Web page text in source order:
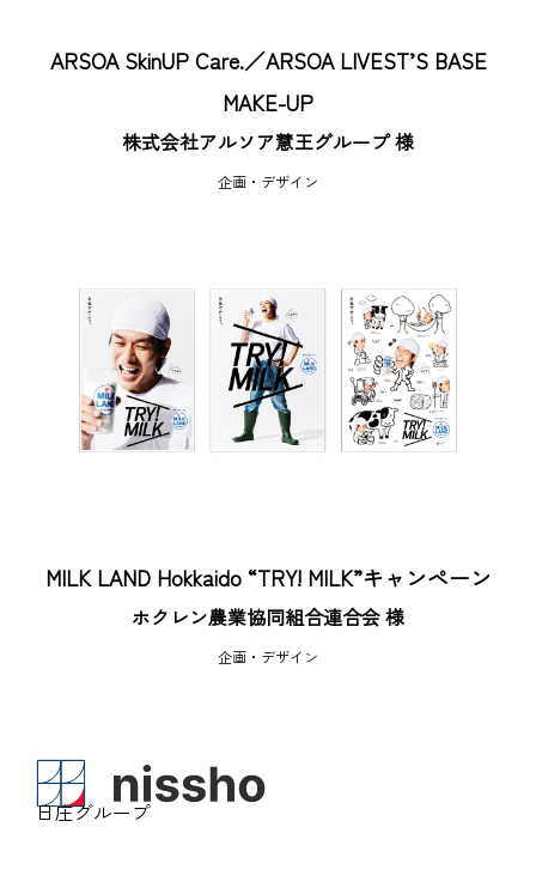
ARSOA SkinUP Care.／ARSOA LIVEST’S BASE
MAKE-UP
株式会社アルソア慧王グループ 様
企画・デザイン
MILK LAND Hokkaido “TRY! MILK”キャンペーン
ホクレン農業協同組合連合会 様
企画・デザイン
日庄グループ